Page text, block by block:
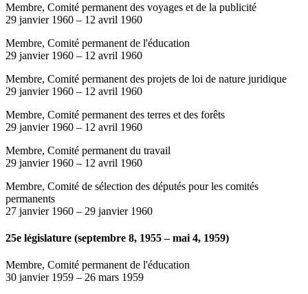
Membre, Comité permanent des voyages et de la publicité
29 janvier 1960 – 12 avril 1960
Membre, Comité permanent de l'éducation
29 janvier 1960 – 12 avril 1960
Membre, Comité permanent des projets de loi de nature juridique
29 janvier 1960 – 12 avril 1960
Membre, Comité permanent des terres et des forêts
29 janvier 1960 – 12 avril 1960
Membre, Comité permanent du travail
29 janvier 1960 – 12 avril 1960
Membre, Comité de sélection des députés pour les comités
permanents
27 janvier 1960 – 29 janvier 1960
25e législature (septembre 8, 1955 – mai 4, 1959)
Membre, Comité permanent de l'éducation
30 janvier 1959 – 26 mars 1959